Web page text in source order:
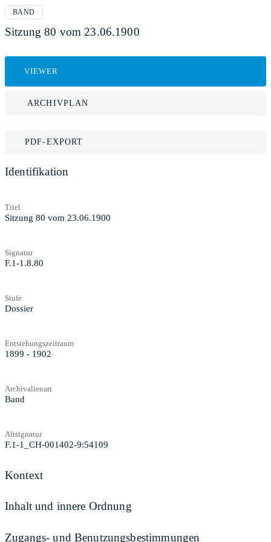
BAND
Sitzung 80 vom 23.06.1900
VIEWER
ARCHIVPLAN
PDF-EXPORT
Identifikation
Titel
Sitzung 80 vom 23.06.1900
Signatur
F.1-1.8.80
Stufe
Dossier
Entstehungszeitraum
1899 - 1902
Archivalienart
Band
Altsignatur
F.1-1_CH-001402-9:54109
Kontext
Inhalt und innere Ordnung
Zugangs- und Benutzungsbestimmungen